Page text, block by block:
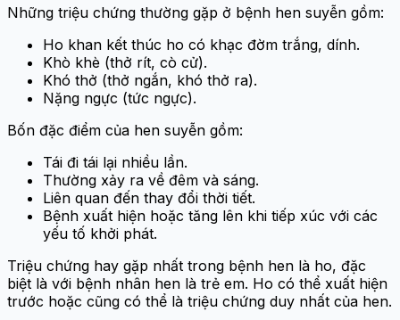
Những triệu chứng thường gặp ở bệnh hen suyễn gồm:
Ho khan kết thúc ho có khạc đờm trắng, dính.
Khò khè (thở rít, cò cử).
Khó thở (thở ngắn, khó thở ra).
Nặng ngực (tức ngực).
Bốn đặc điểm của hen suyễn gồm:
Tái đi tái lại nhiều lần.
Thường xảy ra về đêm và sáng.
Liên quan đến thay đổi thời tiết.
Bệnh xuất hiện hoặc tăng lên khi tiếp xúc với các
yếu tố khởi phát.
Triệu chứng hay gặp nhất trong bệnh hen là ho, đặc
biệt là với bệnh nhân hen là trẻ em. Ho có thể xuất hiện
trước hoặc cũng có thể là triệu chứng duy nhất của hen.